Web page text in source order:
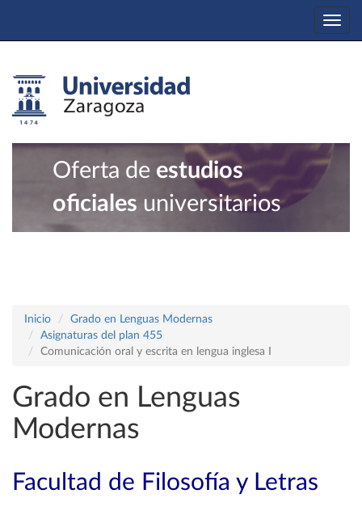
Oferta de estudios
oficiales universitarios
Inicio
Grado en Lenguas Modernas
Asignaturas del plan 455
Comunicación oral y escrita en lengua inglesa I
Grado en Lenguas
Modernas
Facultad de Filosofía y Letras